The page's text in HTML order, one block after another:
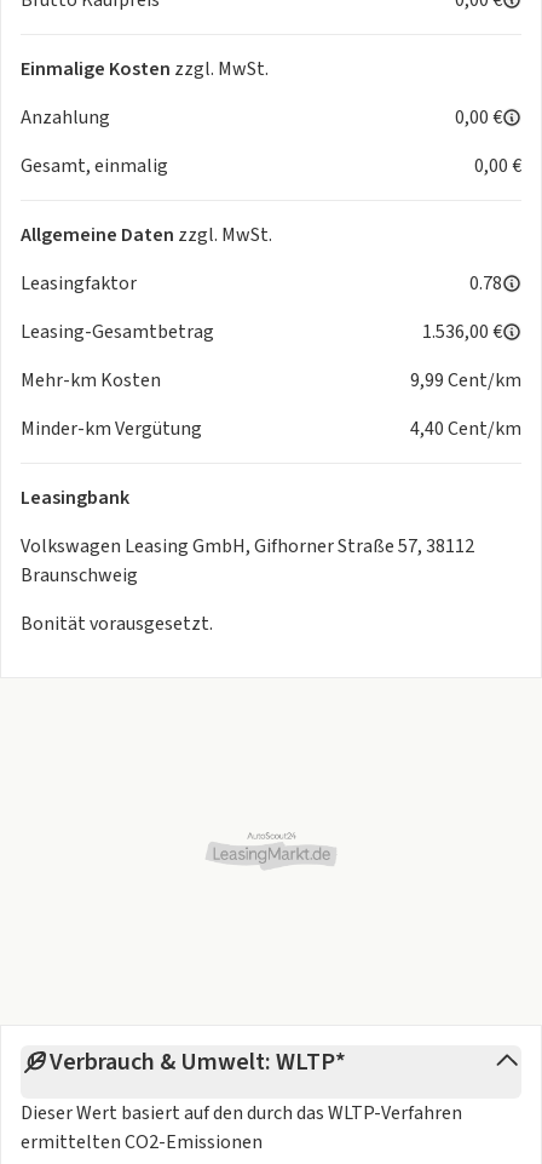
Einmalige Kosten zzgl. MwSt.
Anzahlung
0,00 €
Gesamt, einmalig
0,00 €
Allgemeine Daten zzgl. MwSt.
Leasingfaktor
0.78
Leasing-Gesamtbetrag
1.536,00 €
Mehr-km Kosten
9,99 Cent/km
Minder-km Vergütung
4,40 Cent/km
Leasingbank
Volkswagen Leasing GmbH, Gifhorner Straße 57, 38112
Braunschweig
Bonität vorausgesetzt.
Verbrauch & Umwelt: WLTP*
Dieser Wert basiert auf den durch dasWLTP-Verfahren
ermittelten CO2-Emissionen